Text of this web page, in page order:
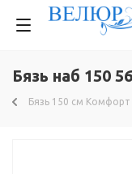
Бязь наб 150
Бязь 150 см Комфорт